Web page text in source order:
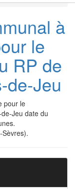
à
le
RP de
de-Jeu
pour le
Jeu date du
Sèvres).